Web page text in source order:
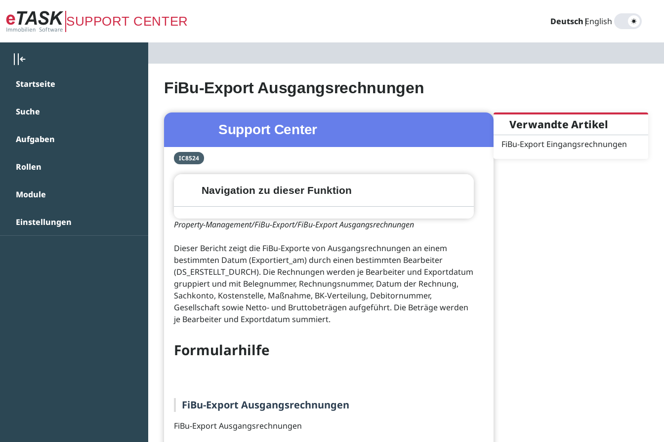
Zum Hauptinhalt springen
SUPPORT CENTER Deutsch|
English
Startseite
Suche
Aufgaben
Rollen
Module
Einstellungen
FiBu-Export Ausgangsrechnungen
Support Center
IC8524
Navigation zu dieser Funktion
Property-Management/FiBu-Export/FiBu-Export Ausgangsrechnungen
Dieser Bericht zeigt die FiBu-Exporte von Ausgangsrechnungen an einem
bestimmten Datum (Exportiert_am) durch einen bestimmten Bearbeiter
(DS_ERSTELLT_DURCH). Die Rechnungen werden je Bearbeiter und Exportdatum
gruppiert und mit Belegnummer, Rechnungsnummer, Datum der Rechnung,
Sachkonto, Kostenstelle, Maßnahme, BK-Verteilung, Debitornummer,
Gesellschaft sowie Netto- und Bruttobeträgen aufgeführt. Die Beträge werden
je Bearbeiter und Exportdatum summiert.
Formularhilfe
FiBu-Export Ausgangsrechnungen
FiBu-Export Ausgangsrechnungen
Verwandte Artikel
FiBu-Export Eingangsrechnungen